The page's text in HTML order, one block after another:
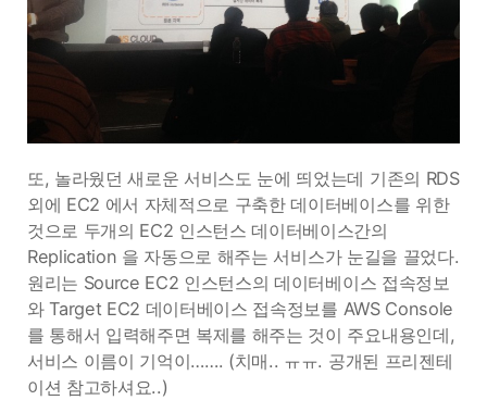
또, 놀라웠던 새로운 서비스도 눈에 띄었는데 기존의 RDS
외에 EC2 에서 자체적으로 구축한 데이터베이스를 위한
것으로 두개의 EC2 인스턴스 데이터베이스간의
Replication 을 자동으로 해주는 서비스가 눈길을 끌었다.
원리는 Source EC2 인스턴스의 데이터베이스 접속정보
와 Target EC2 데이터베이스 접속정보를 AWS Console
를 통해서 입력해주면 복제를 해주는 것이 주요내용인데,
서비스 이름이 기억이……. (치매.. ㅠㅠ. 공개된 프리젠테
이션 참고하셔요..)